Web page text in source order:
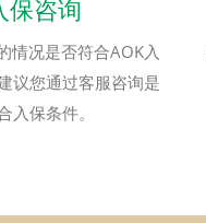
保咨询
情况是否符合AOK入
议您通过客服咨询是
入保条件。